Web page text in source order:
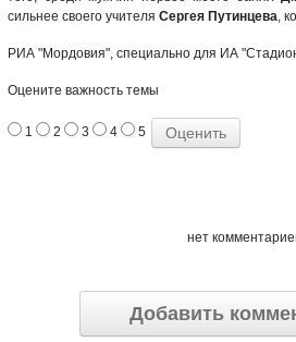
сильнее своего учителя Сергея Путинцева,
РИА "Мордовия", специально для ИА
Оцените важность темы
1 2 3 4 5
нет
Добавить